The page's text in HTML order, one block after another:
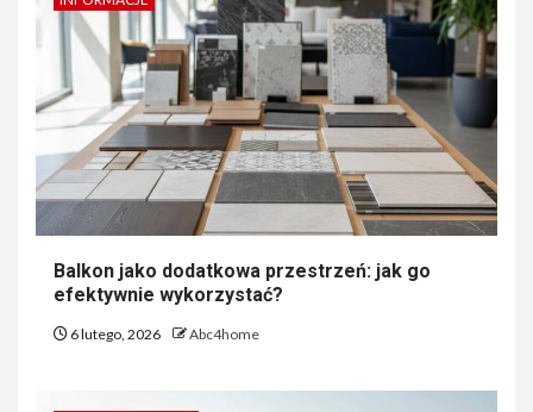
Balkon jako dodatkowa przestrzeń: jak go
efektywnie wykorzystać?
6 lutego, 2026 Abc4home